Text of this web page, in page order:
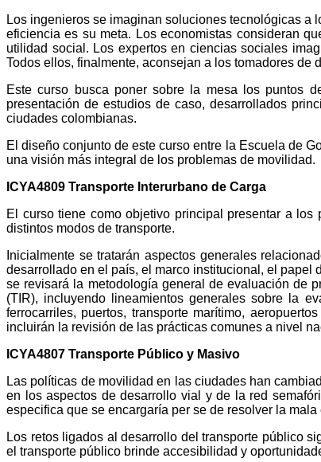
Los ingenieros se imaginan soluciones tecnológicas a
eficiencia es su meta. Los economistas consideran
utilidad social. Los expertos en ciencias sociales
Todos ellos, finalmente, aconsejan a los tomadores
Este curso busca poner sobre la mesa los puntos
presentación de estudios de caso, desarrollados
ciudades colombianas.
El diseño conjunto de este curso entre la Escuela de
una visión más integral de los problemas de movilidad.
ICYA4809 Transporte Interurbano de Carga
El curso tiene como objetivo principal presentar a
distintos modos de transporte.
Inicialmente se tratarán aspectos generales
desarrollado en el país, el marco institucional, el papel
se revisará la metodología general de evaluación de
(TIR), incluyendo lineamientos generales sobre la
ferrocarriles, puertos, transporte marítimo,
incluirán la revisión de las prácticas comunes a nivel
ICYA4807 Transporte Público y Masivo
Las políticas de movilidad en las ciudades han
en los aspectos de desarrollo vial y de la red
especifica que se encargaría per se de resolver la
Los retos ligados al desarrollo del transporte público
el transporte público brinde accesibilidad y